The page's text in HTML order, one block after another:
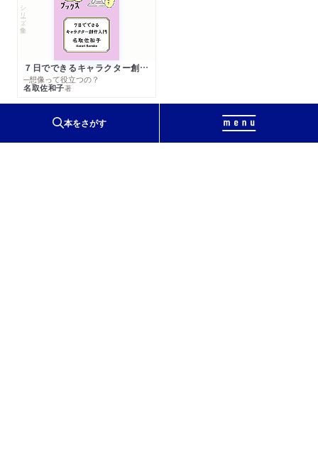
本をさがす
シリーズ・全集
７日でできるキャラクター創作入門
─想像って役立つの？
名取佐和子著